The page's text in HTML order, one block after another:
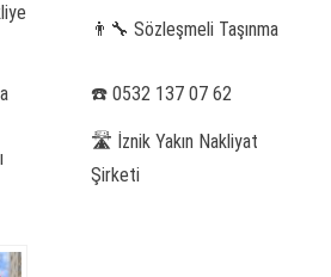
👨‍🔧 Sözleşmeli Taşınma
☎️ 0532 137 07 62
🛣️ İznik Yakın Nakliyat
Şirketi